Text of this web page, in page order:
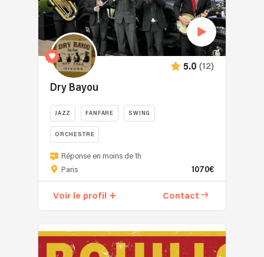
5.0 (12)
Dry Bayou
JAZZ FANFARE SWING
ORCHESTRE
Réponse en moins de 1h
Paris
1070€
Voir le profil Contact